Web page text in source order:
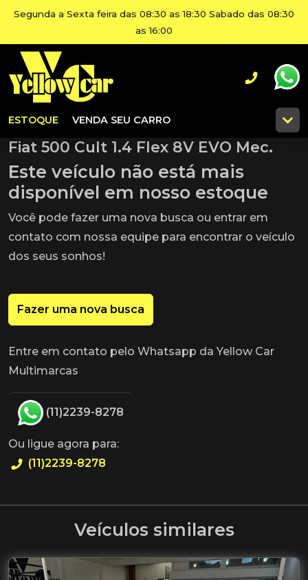
Segunda a Sexta feira das 08:30 as 18:30 Sabado das 08:30
as 16:00
ESTOQUE VENDA SEU CARRO
Fiat 500 Cult 1.4 Flex 8V EVO Mec.
Este veículo não está mais
disponível em nosso estoque
Você pode fazer uma nova busca ou entrar em
contato com nossa equipe para encontrar o veículo
dos seus sonhos!
Fazer uma nova busca
Entre em contato pelo Whatsapp da Yellow Car
Multimarcas
(11)2239-8278
Ou ligue agora para:
(11)2239-8278
Veículos similares